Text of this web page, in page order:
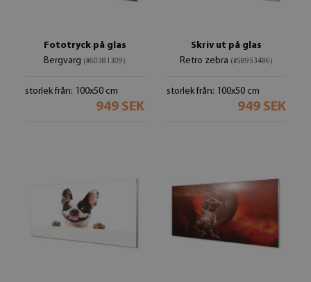
Fototryck på glas
Bergvarg (#60381309)
storlek från: 100x50 cm
949 SEK
Skriv ut på glas
Retro zebra (#58953486)
storlek från: 100x50 cm
949 SEK